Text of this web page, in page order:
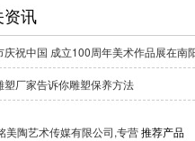
资讯
塑厂家告诉你雕塑保养方法
美陶艺术传媒有限公司,专营推荐产品